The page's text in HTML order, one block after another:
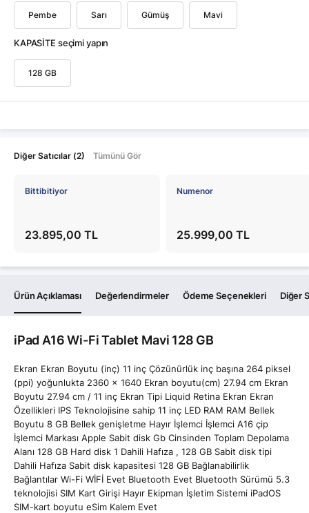
Pembe Sarı Gümüş Mavi
KAPASİTE seçimi yapın
128 GB
Diğer Satıcılar (2) Tümünü Gör
Bittibitiyor
23.895,00 TL
Numenor
25.999,00 TL
Ürün Açıklaması Değerlendirmeler Ödeme Seçenekleri Diğer
iPad A16 Wi-Fi Tablet Mavi 128 GB
Ekran Ekran Boyutu (inç) 11 inç Çözünürlük inç başına 264 piksel
(ppi) yoğunlukta 2360 x 1640 Ekran boyutu(cm) 27.94 cm Ekran
Boyutu 27.94 cm / 11 inç Ekran Tipi Liquid Retina Ekran Ekran
Özellikleri IPS Teknolojisine sahip 11 inç LED RAM RAM Bellek
Boyutu 8 GB Bellek genişletme Hayır İşlemci İşlemci A16 çip
İşlemci Markası Apple Sabit disk Gb Cinsinden Toplam Depolama
Alanı 128 GB Hard disk 1 Dahili Hafıza , 128 GB Sabit disk tipi
Dahili Hafıza Sabit disk kapasitesi 128 GB Bağlanabilirlik
Bağlantılar Wi-Fi WİFİ Evet Bluetooth Evet Bluetooth Sürümü 5.3
teknolojisi SIM Kart Girişi Hayır Ekipman İşletim Sistemi iPadOS
SIM-kart boyutu eSim Kalem Evet